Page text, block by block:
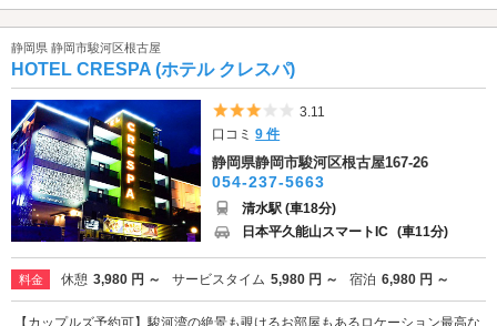
静岡県 静岡市駿河区根古屋
HOTEL CRESPA (ホテル クレスパ)
5つ星のうち3
3.11
口コミ9 件
静岡県静岡市駿河区根古屋167-26
054-237-5663
清水駅 (車18分)
日本平久能山スマートIC (車11分)
料金 休憩 3,980 円 ～ サービスタイム 5,980 円 ～ 宿泊 6,980 円 ～
【カップルズ予約可】駿河湾の絶景も覗けるお部屋もあるロケーション最高な